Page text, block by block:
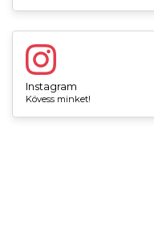
Instagram
Kövess minket!